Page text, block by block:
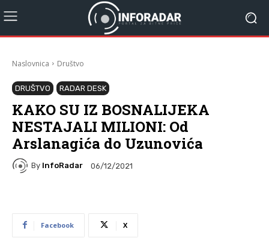
Naslovnica Društvo
DRUŠTVO RADAR DESK
KAKO SU IZ BOSNALIJEKA
NESTAJALI MILIONI: Od
Arslanagića do Uzunovića
By InfoRadar 06/12/2021
Facebook X